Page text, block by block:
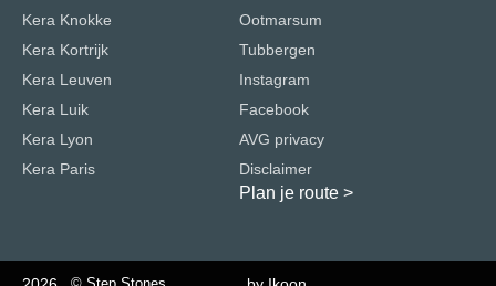
Kera Knokke
Kera Kortrijk
Kera Leuven
Kera Luik
Kera Lyon
Kera Paris
Ootmarsum
Tubbergen
Instagram
Facebook
AVG privacy
Disclaimer
Plan je route>